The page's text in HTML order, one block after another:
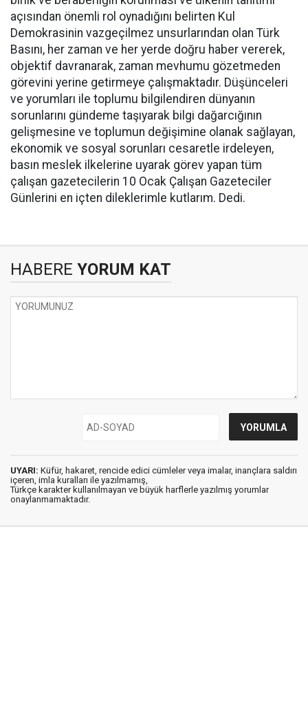
açısından önemli rol oynadığını belirten Kul
Demokrasinin vazgeçilmez unsurlarından olan Türk
Basını, her zaman ve her yerde doğru haber vererek,
objektif davranarak, zaman mevhumu gözetmeden
görevini yerine getirmeye çalışmaktadır. Düşünceleri
ve yorumları ile toplumu bilgilendiren dünyanın
sorunlarını gündeme taşıyarak bilgi dağarcığının
gelişmesine ve toplumun değişimine olanak sağlayan,
ekonomik ve sosyal sorunları cesaretle irdeleyen,
basın meslek ilkelerine uyarak görev yapan tüm
çalışan gazetecilerin 10 Ocak Çalışan Gazeteciler
Günlerini en içten dileklerimle kutlarım. Dedi.
HABERE YORUM KAT
UYARI: Küfür, hakaret, rencide edici cümleler veya imalar, inançlara saldırı
içeren, imla kuralları ile yazılmamış,
Türkçe karakter kullanılmayan ve büyük harflerle yazılmış yorumlar
onaylanmamaktadır.